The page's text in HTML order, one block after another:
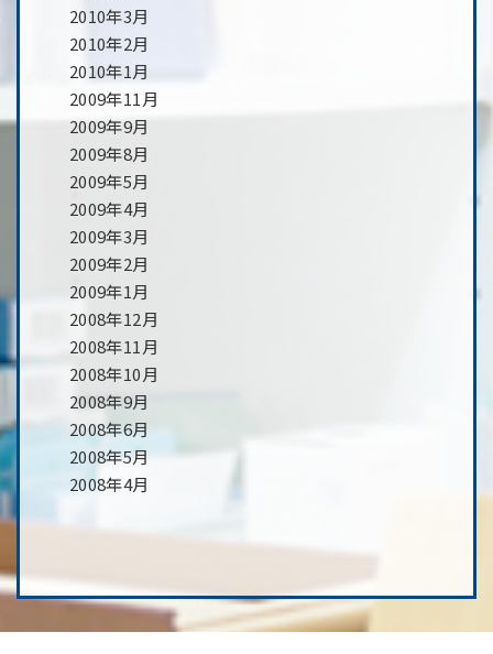
2010年3月
2010年2月
2010年1月
2009年11月
2009年9月
2009年8月
2009年5月
2009年4月
2009年3月
2009年2月
2009年1月
2008年12月
2008年11月
2008年10月
2008年9月
2008年6月
2008年5月
2008年4月